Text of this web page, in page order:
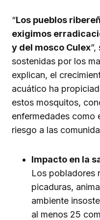
“Los pueblos
exigimos
y del mosco Culex
sostenidas por los
explican, el
acuático ha
estos mosquitos,
enfermedades como
riesgo a las
Impacto en la
Los pobladores
picaduras,
ambiente
al menos 25